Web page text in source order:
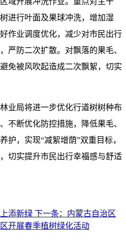
进行叶面及果球冲洗，增加湿
作业调度优化，减少对市民出行
严防二次扩散。对飘落的果毛、
免被风吹起造成二次飘絮，切实
业局将进一步优化行道树树种布
不断优化防控措施，降低果毛、
护，实现“减絮增荫”双重目标，
切实提升市民出行幸福感与舒适
添新绿 下一条： 内蒙古自治区
开展春季植树绿化活动